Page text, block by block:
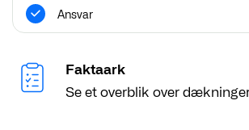
Ansvar
Faktaark
Se et overblik over